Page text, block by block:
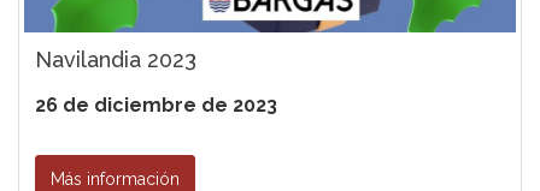
Navilandia 2023
26 de diciembre de 2023
Más información